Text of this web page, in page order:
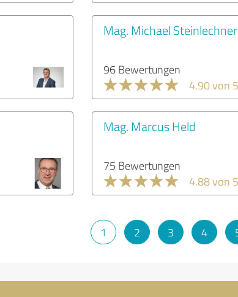
Mag. Michael Steinlechner
96 Bewertungen
4.90 von 5
Mag. Marcus Held
75 Bewertungen
4.88 von 5
1 2 3 4